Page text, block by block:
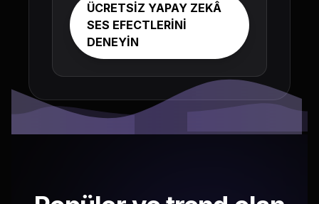
ÜCRETSİZ YAPAY ZEKÂ
SES EFECTLERİNİ
DENEYİN